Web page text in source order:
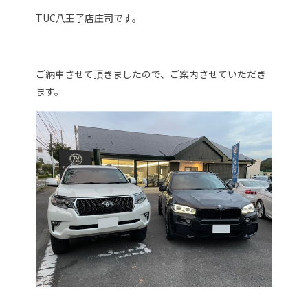
TUC八王子店庄司です。
ご納車させて頂きましたので、ご案内させていただき
ます。